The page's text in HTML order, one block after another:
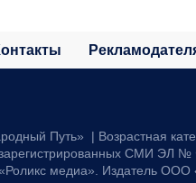
Путь» | Возрастная
зарегистрированных СМИ ЭЛ
медиа». Издатель ООО